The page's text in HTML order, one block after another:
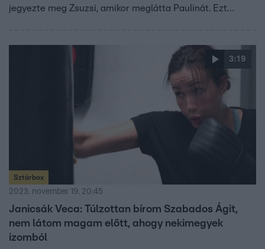
jegyezte meg Zsuzsi, amikor meglátta Paulinát. Ezt
3:19
Sztárbox
2023. november 19. 20:45
Janicsák Veca: Túlzottan bírom Szabados Ágit,
nem látom magam előtt, ahogy nekimegyek
izomból